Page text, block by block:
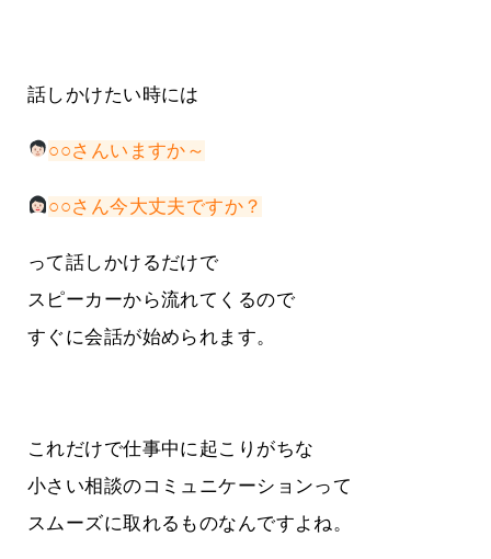
話しかけたい時には
○○さんいますか～
○○さん今大丈夫ですか？
って話しかけるだけで
スピーカーから流れてくるので
すぐに会話が始められます。
これだけで仕事中に起こりがちな
小さい相談のコミュニケーションって
スムーズに取れるものなんですよね。